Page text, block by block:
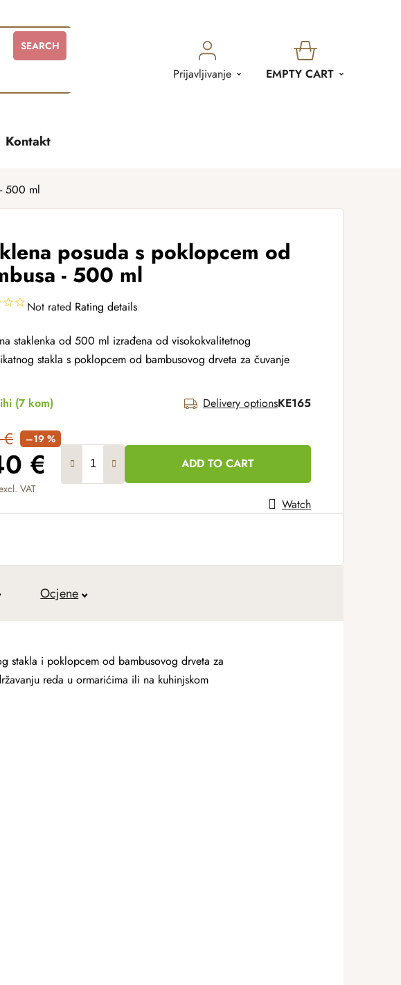
SEARCH
Prijavljivanje
SHOPPING
EMPTY CART
Kontakt
500 ml
posuda s poklopcem od
- 500 ml
Not rated Rating details
staklenka od 500 ml izrađena od visokokvalitetnog
stakla s poklopcem od bambusovog drveta za čuvanje
(7 kom) Delivery optionsKE165
–19 %
€
VAT
price:
ADD TO CART
Watch
Ocjene
stakla i poklopcem od bambusovog drveta za
reda u ormarićima ili na kuhinjskom